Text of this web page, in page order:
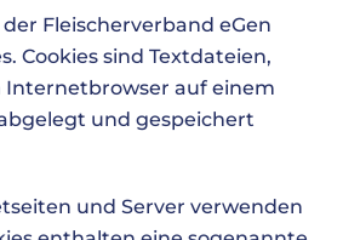
Fleischerverband eGen
Cookies sind Textdateien,
Internetbrowser auf einem
und gespeichert
und Server verwenden